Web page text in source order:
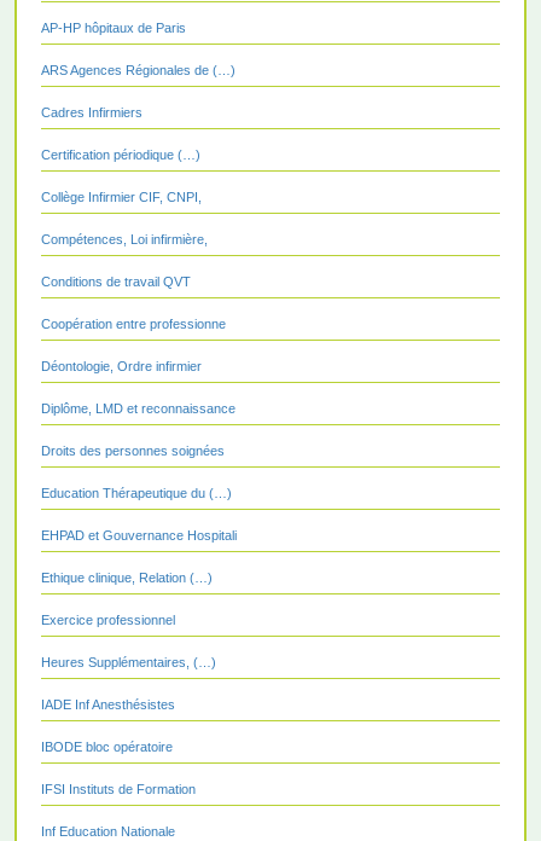
AP-HP hôpitaux de Paris
ARS Agences Régionales de (…)
Cadres Infirmiers
Certification périodique (…)
Collège Infirmier CIF, CNPI,
Compétences, Loi infirmière,
Conditions de travail QVT
Coopération entre professionne
Déontologie, Ordre infirmier
Diplôme, LMD et reconnaissance
Droits des personnes soignées
Education Thérapeutique du (…)
EHPAD et Gouvernance Hospitali
Ethique clinique, Relation (…)
Exercice professionnel
Heures Supplémentaires, (…)
IADE Inf Anesthésistes
IBODE bloc opératoire
IFSI Instituts de Formation
Inf Education Nationale